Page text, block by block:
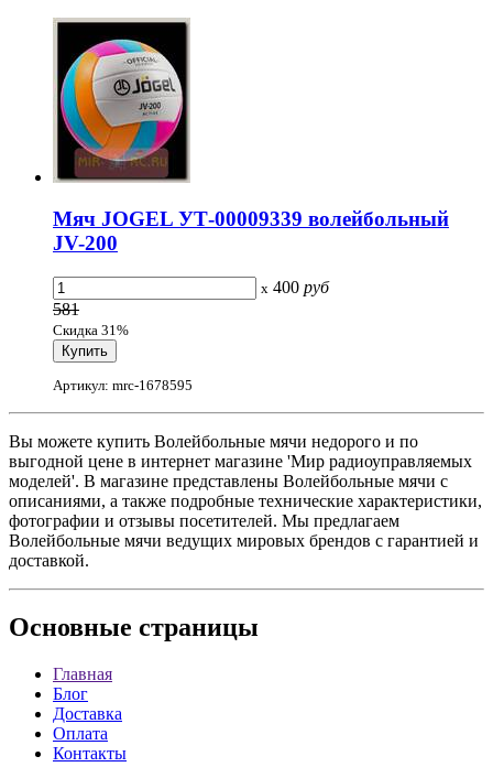
Мяч JOGEL УТ-00009339 волейбольный
JV-200
x 400 руб
581
Скидка 31%
Артикул: mrc-1678595
Вы можете купить Волейбольные мячи недорого и по
выгодной цене в интернет магазине 'Мир радиоуправляемых
моделей'. В магазине представлены Волейбольные мячи с
описаниями, а также подробные технические характеристики,
фотографии и отзывы посетителей. Мы предлагаем
Волейбольные мячи ведущих мировых брендов с гарантией и
доставкой.
Основные страницы
Главная
Блог
Доставка
Оплата
Контакты